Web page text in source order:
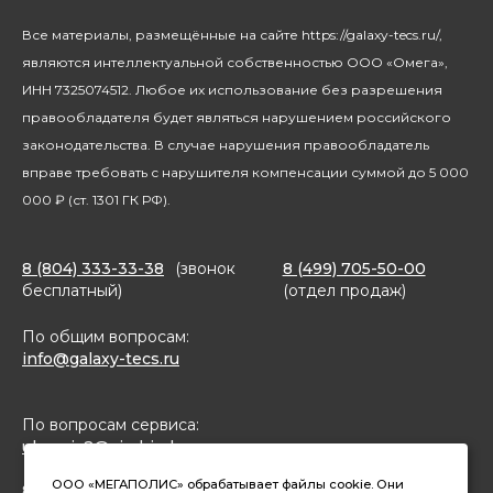
Посуда
Благотворительность
Все материалы, размещённые на сайте https://galaxy-tecs.ru/,
являются интеллектуальной собственностью ООО «Омега»,
ИНН 7325074512. Любое их использование без разрешения
правообладателя будет являться нарушением российского
законодательства. В случае нарушения правообладатель
вправе требовать с нарушителя компенсации суммой до 5 000
000 ₽ (ст. 1301 ГК РФ).
8 (804) 333-33-38
(звонок
бесплатный)
8 (499) 705-50-00
(отдел продаж)
По общим вопросам:
info@galaxy-tecs.ru
По вопросам сервиса:
ulservis2@simbirsk-crown.ru
ООО «МЕГАПОЛИС» обрабатывает файлы cookie. Они